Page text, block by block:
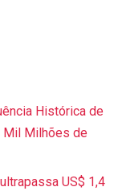
Histórica de
Mil Milhões de
US$ 1,4